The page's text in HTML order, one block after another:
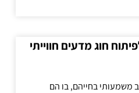
חוג מדעים חווייתי
משמעותי בחייהם, בו הם